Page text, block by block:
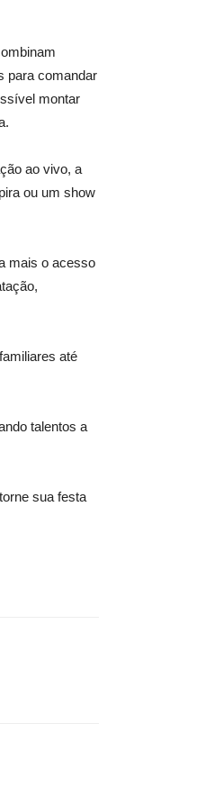
para comandar
montar
ao vivo, a
ou um show
mais o acesso
até
talentos a
sua festa